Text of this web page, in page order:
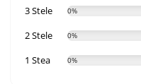
3 Stele 0%
2 Stele 0%
1 Stea 0%